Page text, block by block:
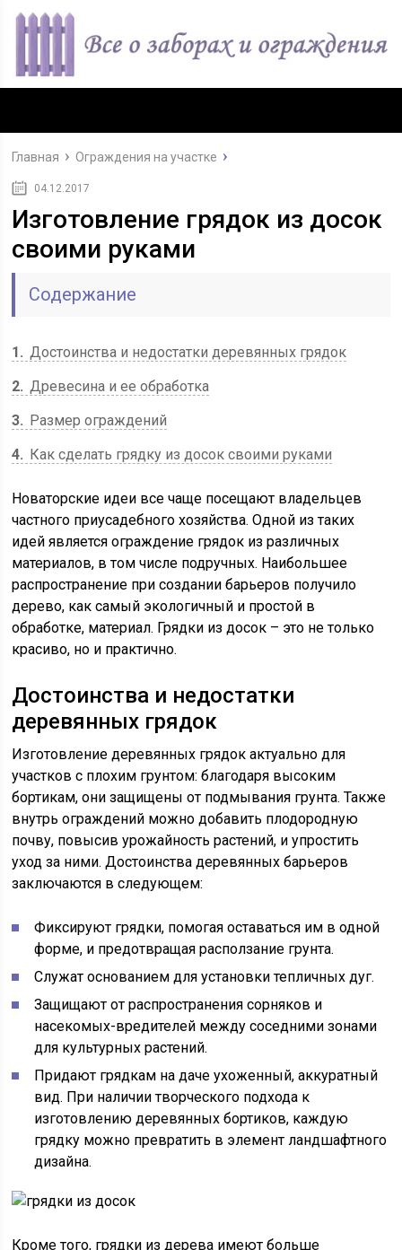
Главная Ограждения на участке
04.12.2017
Изготовление грядок из досок
своими руками
Содержание
1
Достоинства и недостатки деревянных грядок
2
Древесина и ее обработка
3
Размер ограждений
4
Как сделать грядку из досок своими руками
Новаторские идеи все чаще посещают владельцев
частного приусадебного хозяйства. Одной из таких
идей является ограждение грядок из различных
материалов, в том числе подручных. Наибольшее
распространение при создании барьеров получило
дерево, как самый экологичный и простой в
обработке, материал. Грядки из досок – это не только
красиво, но и практично.
Достоинства и недостатки
деревянных грядок
Изготовление деревянных грядок актуально для
участков с плохим грунтом: благодаря высоким
бортикам, они защищены от подмывания грунта. Также
внутрь ограждений можно добавить плодородную
почву, повысив урожайность растений, и упростить
уход за ними. Достоинства деревянных барьеров
заключаются в следующем:
Фиксируют грядки, помогая оставаться им в одной
форме, и предотвращая расползание грунта.
Служат основанием для установки тепличных дуг.
Защищают от распространения сорняков и
насекомых-вредителей между соседними зонами
для культурных растений.
Придают грядкам на даче ухоженный, аккуратный
вид. При наличии творческого подхода к
изготовлению деревянных бортиков, каждую
грядку можно превратить в элемент ландшафтного
дизайна.
Кроме того, грядки из дерева имеют больше